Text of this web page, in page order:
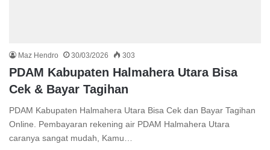
Maz Hendro 30/03/2026 303
PDAM Kabupaten Halmahera Utara Bisa
Cek & Bayar Tagihan
PDAM Kabupaten Halmahera Utara Bisa Cek dan Bayar Tagihan
Online. Pembayaran rekening air PDAM Halmahera Utara
caranya sangat mudah, Kamu…